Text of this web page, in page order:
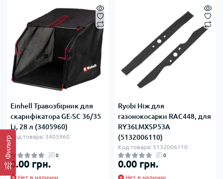
Фильтр
Einhell Травозбірник для
скарифікатора GE-SC 36/35
Li, 28 л (3405960)
Код товара: 3405960
0
0.00 грн.
Нет в наличии
Ryobi Ніж для
газонокосарки RAC448, для
RY36LMXSP53A
(5132006110)
Код товара: 5132006110
0
0.00 грн.
Нет в наличии